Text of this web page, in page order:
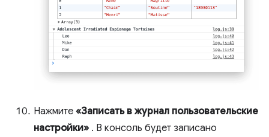
Нажмите «Записать в журнал пользовательские
настройки» . В консоль будет записано